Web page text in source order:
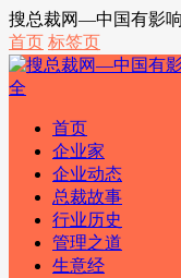
搜总裁网—中国有影
首页 标签页
首页
企业家
企业动态
总裁故事
行业历史
管理之道
生意经